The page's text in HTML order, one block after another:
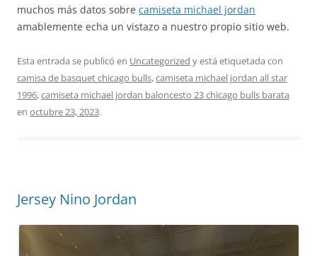
muchos más datos sobre camiseta michael jordan
amablemente echa un vistazo a nuestro propio sitio web.
Esta entrada se publicó en Uncategorized y está etiquetada con
camisa de basquet chicago bulls,camiseta michael jordan all star
1996,camiseta michael jordan baloncesto 23 chicago bulls barata
en octubre 23, 2023.
Jersey Nino Jordan